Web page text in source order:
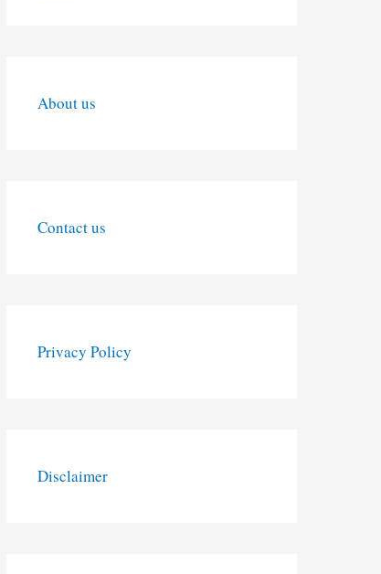
About us
Contact us
Privacy Policy
Disclaimer